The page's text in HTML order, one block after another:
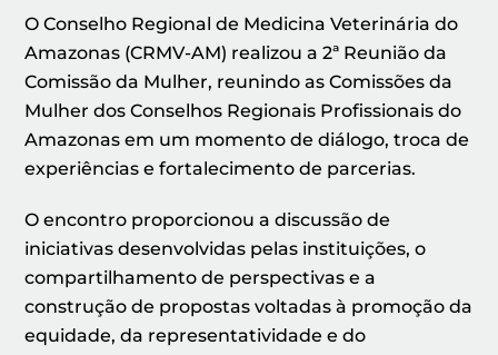
O Conselho Regional de Medicina Veterinária do
Amazonas (CRMV-AM) realizou a 2ª Reunião da
Comissão da Mulher, reunindo as Comissões da
Mulher dos Conselhos Regionais Profissionais do
Amazonas em um momento de diálogo, troca de
experiências e fortalecimento de parcerias.
O encontro proporcionou a discussão de
iniciativas desenvolvidas pelas instituições, o
compartilhamento de perspectivas e a
construção de propostas voltadas à promoção da
equidade, da representatividade e do